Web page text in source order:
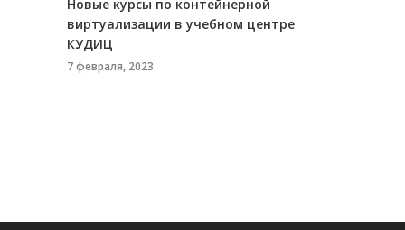
Новые курсы по контейнерной
виртуализации в учебном центре
КУДИЦ
7 февраля, 2023